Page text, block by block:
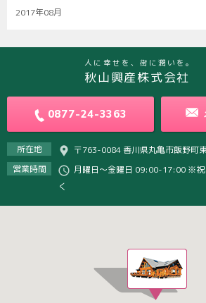
2017年08月
人に幸せを、街に潤いを。
秋山興産株式会社
所在地
〒763-0084 香川県丸亀市飯野町
営業時間
月曜日～金曜日 09:00-17:00 ※祝
く
0877-24-3363